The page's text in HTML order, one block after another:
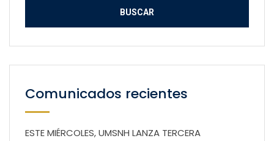
Comunicados recientes
ESTE MIÉRCOLES, UMSNH LANZA TERCERA